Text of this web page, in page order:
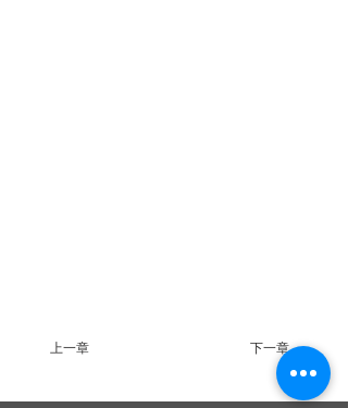
上一章 下一章